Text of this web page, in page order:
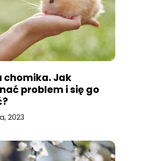
chomika. Jak
problem i się go
2023